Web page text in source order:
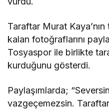
Taraftar Murat
kalan fotoğraflarını
Tosyaspor ile birlikte
kurduğunu gösterdi.
Paylaşımlarda;
vazgeçemezsin.